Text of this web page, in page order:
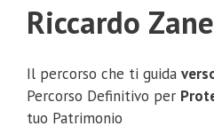
Riccardo
Il percorso che ti guida
Percorso Definitivo per
tuo Patrimonio